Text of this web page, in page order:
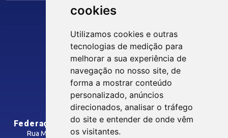
cookies
Utilizamos cookies e outras
tecnologias de medição para
melhorar a sua experiência de
navegação no nosso site, de
forma a mostrar conteúdo
personalizado, anúncios
direcionados, analisar o tráfego
do site e entender de onde vêm
os visitantes.
Núcleo de Acesso ao Crédito
Centro Internacional de Negócios -
CONTRIBUIÇÃO SINDICAL
SINDICATOS FILIADOS
Siga nossas Redes Sociais
INTRANET
Federação das Indústrias do Estado da Paraíba
Rua Manoel Gonçalves Guimarães, 195 - José Pinheiro